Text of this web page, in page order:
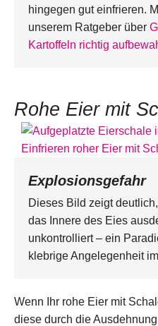
hingegen gut einfrieren.
unserem Ratgeber über
Kartoffeln richtig
Rohe Eier mit
Explosionsgefahr
Dieses Bild zeigt
das Innere des Eies
unkontrolliert – ein
klebrige Angelegenheit
Wenn Ihr rohe Eier mit
diese durch die